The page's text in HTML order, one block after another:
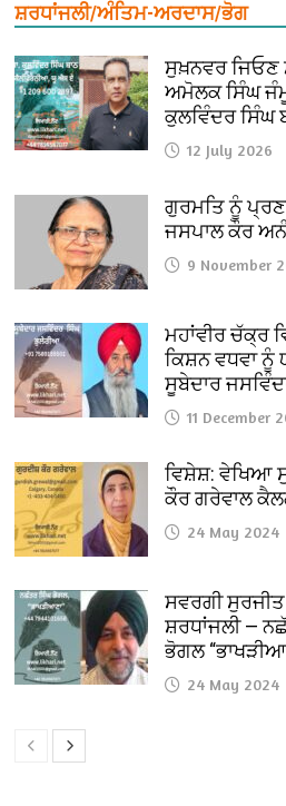
ਸ਼ਰਧਾਂਜਲੀ/ਅੰਤਿਮ-ਅਰਦਾਸ/ਭੋਗ
ਸੁਖ਼ਨਵਰ ਜਿਓਣ
ਅਮੋਲਕ ਸਿੰਘ
ਕੁਲਵਿੰਦਰ ਸਿੰਘ
12 July 2026
ਗੁਰਮਤਿ ਨੂੰ
ਜਸਪਾਲ ਕੌਰ
9 November
ਮਹਾਂਵੀਰ ਚੱਕ੍ਰ
ਕਿਸ਼ਨ ਵਧਵਾ
ਸੂਬੇਦਾਰ
11 December
ਵਿਸ਼ੇਸ਼: ਵੇਖਿਆ
ਕੌਰ ਗਰੇਵਾਲ
24 May 2024
ਸਵਰਗੀ
ਸ਼ਰਧਾਂਜਲੀ —
ਭੋਗਲ
24 May 2024